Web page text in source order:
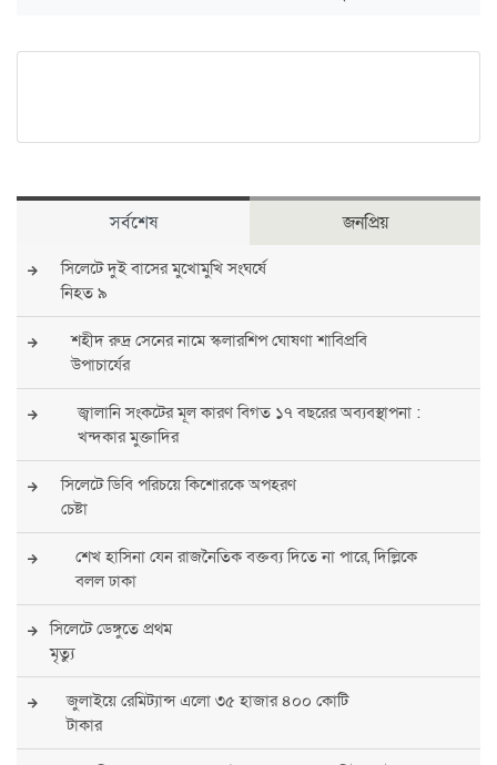
সর্বশেষ জনপ্রিয়
সিলেটে দুই বাসের মুখোমুখি সংঘর্ষে
নিহত ৯
শহীদ রুদ্র সেনের নামে স্কলারশিপ ঘোষণা শাবিপ্রবি
উপাচার্যের
জ্বালানি সংকটের মূল কারণ বিগত ১৭ বছরের অব্যবস্থাপনা :
খন্দকার মুক্তাদির
সিলেটে ডিবি পরিচয়ে কিশোরকে অপহরণ
চেষ্টা
শেখ হাসিনা যেন রাজনৈতিক বক্তব্য দিতে না পারে, দিল্লিকে
বলল ঢাকা
সিলেটে ডেঙ্গুতে প্রথম
মৃত্যু
জুলাইয়ে রেমিট্যান্স এলো ৩৫ হাজার ৪০০ কোটি
টাকার